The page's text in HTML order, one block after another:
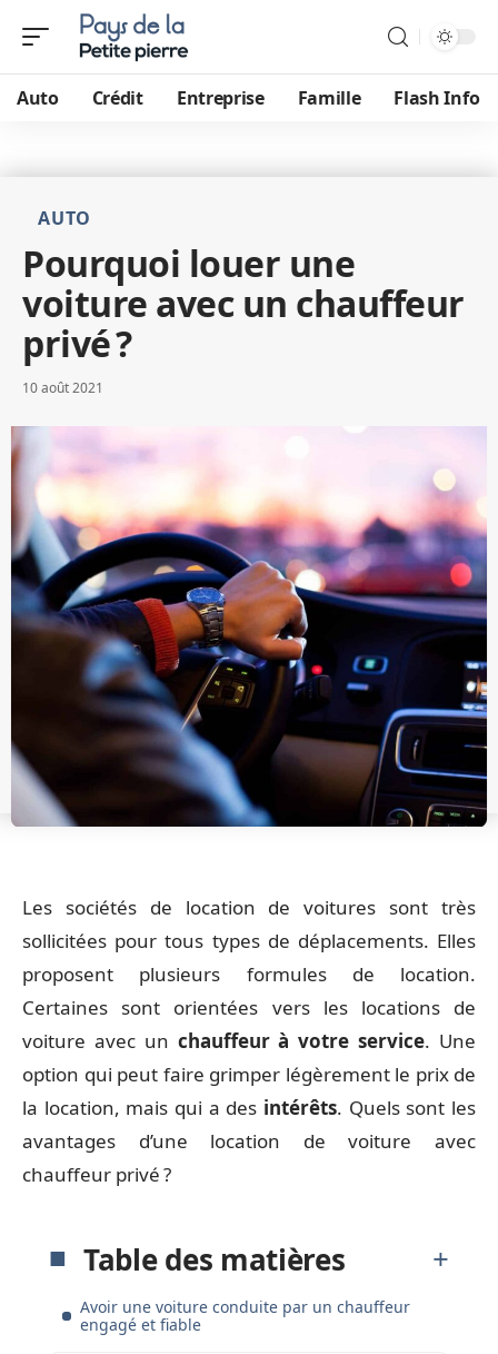
Auto Crédit Entreprise Famille Flash Info
AUTO
Pourquoi louer une
voiture avec un chauffeur
privé ?
10 août 2021
Les sociétés de location de voitures sont très
sollicitées pour tous types de déplacements. Elles
proposent plusieurs formules de location.
Certaines sont orientées vers les locations de
voiture avec un chauffeur à votre service. Une
option qui peut faire grimper légèrement le prix de
la location, mais qui a des intérêts. Quels sont les
avantages d’une location de voiture avec
chauffeur privé ?
Table des matières
Avoir une voiture conduite par un chauffeur
engagé et fiable